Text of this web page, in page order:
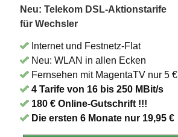
Neu: Telekom DSL-Aktionstarife
für Wechsler
Internet und Festnetz-Flat
Neu: WLAN in allen Ecken
Fernsehen mit MagentaTV nur 5 €
4 Tarife von 16 bis 250 MBit/s
180 € Online-Gutschrift !!!
Die ersten 6 Monate nur 19,95 €